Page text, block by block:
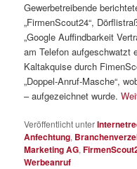
Gewerbetreibende
„FirmenScout24“,
„Google Auffindbarkeit
am Telefon aufgeschwatzt
Kaltakquise durch
„Doppel-Anruf-Masche“,
– aufgezeichnet wurde.
Veröffentlicht unter
Anfechtung,
Marketing AG,
Werbeanruf